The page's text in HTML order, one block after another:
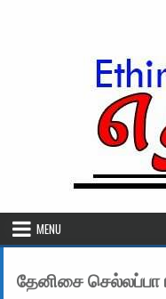
MENU
தேனிசை